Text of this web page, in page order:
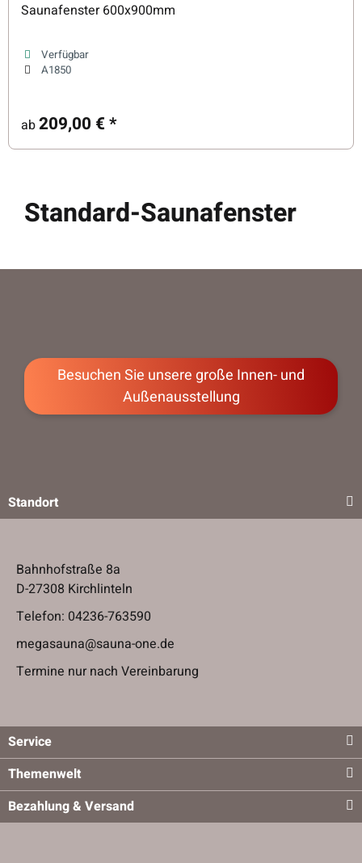
Saunafenster 600x900mm
Verfügbar
A1850
ab209,00 €*
Standard-Saunafenster
Besuchen Sie unsere große Innen- und
Außenausstellung
Standort
Bahnhofstraße 8a
D-27308 Kirchlinteln
Telefon: 04236-763590
megasauna@sauna-one.de
Termine nur nach Vereinbarung
Service
Themenwelt
Bezahlung & Versand